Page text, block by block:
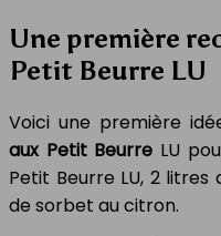
Une première
Petit Beurre LU
Voici une première
aux Petit Beurre LU
Petit Beurre LU, 2
de sorbet au citron.